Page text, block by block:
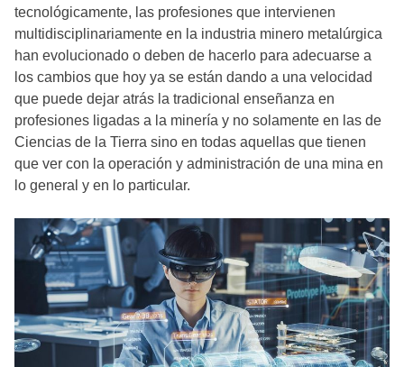
tecnológicamente, las profesiones que intervienen
multidisciplinariamente en la industria minero metalúrgica
han evolucionado o deben de hacerlo para adecuarse a
los cambios que hoy ya se están dando a una velocidad
que puede dejar atrás la tradicional enseñanza en
profesiones ligadas a la minería y no solamente en las de
Ciencias de la Tierra sino en todas aquellas que tienen
que ver con la operación y administración de una mina en
lo general y en lo particular.